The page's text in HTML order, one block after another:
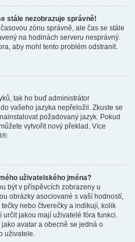
stále nezobrazuje správně!
zónu správně, ale čas se stále
na hodinách serveru nesprávný.
aby mohl tento problém odstranit.
tak ho buď administrátor
vašeho jazyka nepřeložil. Zkuste se
požadovaný jazyk. Pokud
vytvořit nový překlad. Více
®.
uživatelského jména?
být v příspěvcích zobrazeny u
obrázky asociované s vaší hodností,
nebo čtverečky a indikují, kolik
jakou mají uživatelé fóra funkci.
avatar a obecně se jedná o
uživatele.